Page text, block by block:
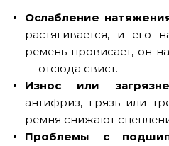
Ослабление
растягивается, и его
ремень провисает, он
— отсюда свист.
Износ или
антифриз, грязь или
ремня снижают
Проблемы с